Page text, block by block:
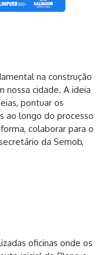
na construção
nossa cidade. A ideia
pontuar os
ao longo do processo
colaborar para o
da Semob,
oficinas onde os